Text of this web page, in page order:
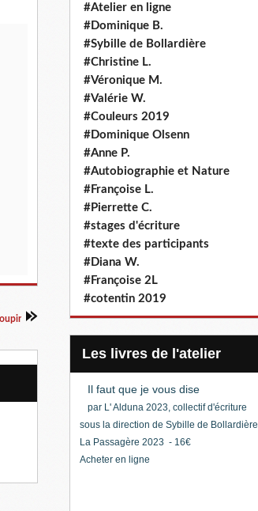
#Atelier en ligne
#Dominique B.
#Sybille de Bollardière
#Christine L.
#Véronique M.
#Valérie W.
#Couleurs 2019
#Dominique Olsenn
#Anne P.
#Autobiographie et Nature
#Françoise L.
#Pierrette C.
#stages d'écriture
#texte des participants
#Diana W.
#Françoise 2L
#cotentin 2019
Les livres de l'atelier
Il faut que je vous dise
par L' Alduna 2023, collectif d'écriture
sous la direction de Sybille de Bollardière
La Passagère 2023 - 16€
Acheter en ligne